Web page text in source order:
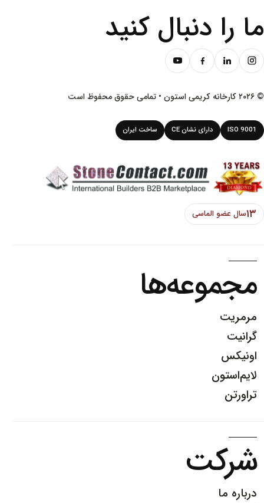
را دنبال کنید
محفوظ است
ISO 9001 دارای نشان CE ساخت ایران
۱۳سال عضو الماسی
مجموعه‌ها
مرمریت
گرانیت
اونیکس
لایم‌استون
تراورتن
شرکت
درباره ما